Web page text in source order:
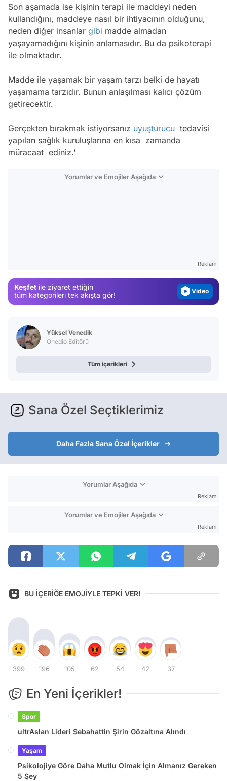
Son aşamada ise kişinin terapi ile maddeyi neden
kullandığını, maddeye nasıl bir ihtiyacının olduğunu,
neden diğer insanlar gibi madde almadan
yaşayamadığını kişinin anlamasıdır. Bu da psikoterapi
ile olmaktadır.
Madde ile yaşamak bir yaşam tarzı belki de hayatı
yaşamama tarzıdır. Bunun anlaşılması kalıcı çözüm
getirecektir.
Gerçekten bırakmak istiyorsanız uyuşturucu tedavisi
yapılan sağlık kuruluşlarına en kısa zamanda
müracaat ediniz.'
Yorumlar ve Emojiler Aşağıda
Reklam
Keşfet ile ziyaret ettiğin
tüm kategorileri tek akışta gör!
Test
Yüksel Venedik
Onedio Editörü
Tüm içerikleri
Sana Özel Seçtiklerimiz
Daha Fazla Sana Özel İçerikler
Yorumlar Aşağıda
Reklam
Yorumlar ve Emojiler Aşağıda
Reklam
BU İÇERİĞE EMOJİYLE TEPKİ VER!
399 196 105 62 54 42 37
En Yeni İçerikler!
Spor
ultrAslan Lideri Sebahattin Şirin Gözaltına Alındı
Yaşam
Psikolojiye Göre Daha Mutlu Olmak İçin Almanız Gereken
5 Şey